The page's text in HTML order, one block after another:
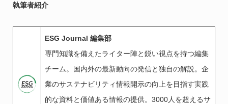
執筆者紹介
ESG Journal 編集部
専門知識を備えたライター陣と鋭い視点を持つ編集
チーム。国内外の最新動向の発信と独自の解説。企
業のサステナビリティ情報開示の向上を目指す実践
的な資料と価値ある情報の提供。3000人を超えるサ